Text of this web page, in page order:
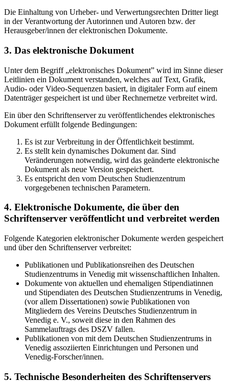
Die Einhaltung von Urheber- und Verwertungsrechten Dritter liegt
in der Verantwortung der Autorinnen und Autoren bzw. der
Herausgeber/innen der elektronischen Dokumente.
3. Das elektronische Dokument
Unter dem Begriff „elektronisches Dokument” wird im Sinne dieser
Leitlinien ein Dokument verstanden, welches auf Text, Grafik,
Audio- oder Video-Sequenzen basiert, in digitaler Form auf einem
Datenträger gespeichert ist und über Rechnernetze verbreitet wird.
Ein über den Schriftenserver zu veröffentlichendes elektronisches
Dokument erfüllt folgende Bedingungen:
Es ist zur Verbreitung in der Öffentlichkeit bestimmt.
Es stellt kein dynamisches Dokument dar. Sind
Veränderungen notwendig, wird das geänderte elektronische
Dokument als neue Version gespeichert.
Es entspricht den vom Deutschen Studienzentrum
vorgegebenen technischen Parametern.
4. Elektronische Dokumente, die über den
Schriftenserver veröffentlicht und verbreitet werden
Folgende Kategorien elektronischer Dokumente werden gespeichert
und über den Schriftenserver verbreitet:
Publikationen und Publikationsreihen des Deutschen
Studienzentrums in Venedig mit wissenschaftlichen Inhalten.
Dokumente von aktuellen und ehemaligen Stipendiatinnen
und Stipendiaten des Deutschen Studienzentrums in Venedig,
(vor allem Dissertationen) sowie Publikationen von
Mitgliedern des Vereins Deutsches Studienzentrum in
Venedig e. V., soweit diese in den Rahmen des
Sammelauftrags des DSZV fallen.
Publikationen von mit dem Deutschen Studienzentrums in
Venedig assoziierten Einrichtungen und Personen und
Venedig-Forscher/innen.
5. Technische Besonderheiten des Schriftenservers